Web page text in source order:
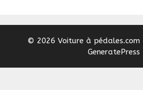
© 2026 Voiture à pédales.com
GeneratePress